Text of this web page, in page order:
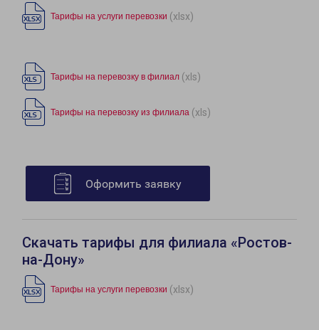
Тарифы на услуги перевозки (xlsx)
Тарифы на перевозку в филиал (xls)
Тарифы на перевозку из филиала (xls)
Оформить заявку
Скачать тарифы для филиала «Ростов-
на-Дону»
Тарифы на услуги перевозки (xlsx)